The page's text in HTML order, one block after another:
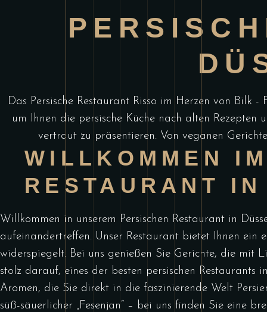
Das Persische Restaurant Risso im Herzen von Bilk
um Ihnen die persische Küche nach alten
vertraut zu präsentieren. Von veganen
WILLKOMMEN
RESTAURANT
Willkommen in unserem Persischen Restaurant in
aufeinandertreffen. Unser Restaurant bietet Ihnen
widerspiegelt. Bei uns genießen Sie Gerichte, die mit
stolz darauf, eines der besten persischen Restaurants
Aromen, die Sie direkt in die faszinierende Welt
süß-säuerlicher „Fesenjan“ – bei uns finden Sie eine